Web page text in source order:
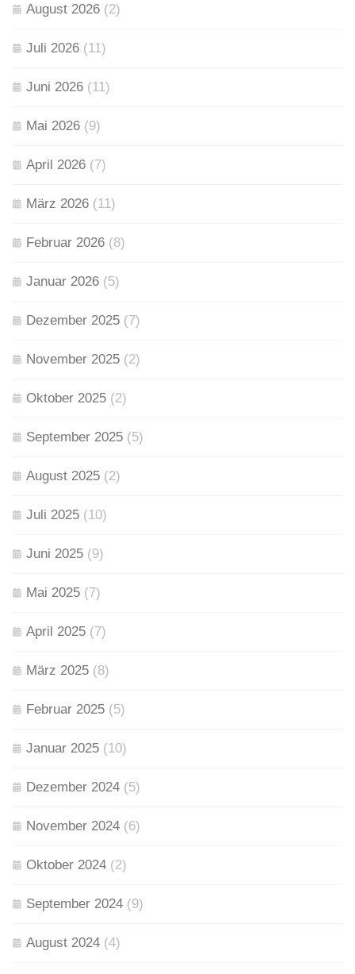
August 2026 (2)
Juli 2026 (11)
Juni 2026 (11)
Mai 2026 (9)
April 2026 (7)
März 2026 (11)
Februar 2026 (8)
Januar 2026 (5)
Dezember 2025 (7)
November 2025 (2)
Oktober 2025 (2)
September 2025 (5)
August 2025 (2)
Juli 2025 (10)
Juni 2025 (9)
Mai 2025 (7)
April 2025 (7)
März 2025 (8)
Februar 2025 (5)
Januar 2025 (10)
Dezember 2024 (5)
November 2024 (6)
Oktober 2024 (2)
September 2024 (9)
August 2024 (4)